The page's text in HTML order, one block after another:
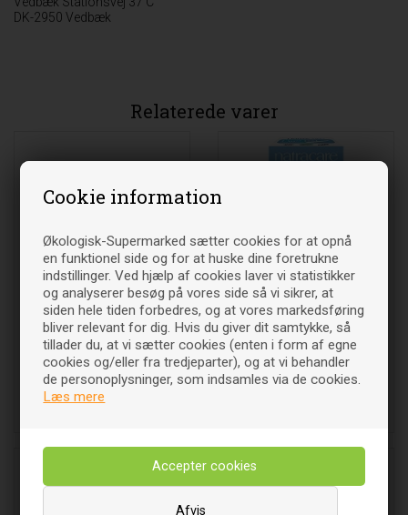
Cookie information
Økologisk-Supermarked sætter cookies for at opnå
en funktionel side og for at huske dine foretrukne
indstillinger. Ved hjælp af cookies laver vi statistikker
og analyserer besøg på vores side så vi sikrer, at
siden hele tiden forbedres, og at vores markedsføring
bliver relevant for dig. Hvis du giver dit samtykke, så
tillader du, at vi sætter cookies (enten i form af egne
cookies og/eller fra tredjeparter), og at vi behandler
de personoplysninger, som indsamles via de cookies.
Læs mere
Afvis
DK-2950 Vedbæk
Relaterede varer
Tampon regular Økologisk-
20 stk - Natracare
4000 DKK
Tampon super m. hylster
Økologisk- 16 stk -
Natracare
4900 DKK